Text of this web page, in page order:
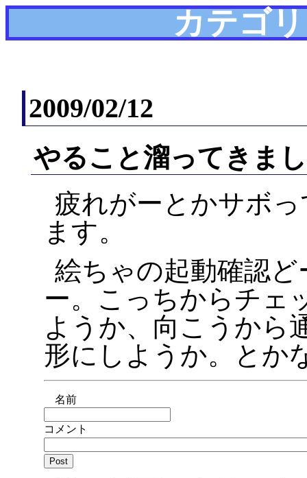
カテゴ
2009/02/12
やること溜ってきま
疲れがーとかサボ
ます。
絵ちゃの起動確認
ー。こっちからチェ
ようか、向こうから
形にしようか。とか
名前
コメント